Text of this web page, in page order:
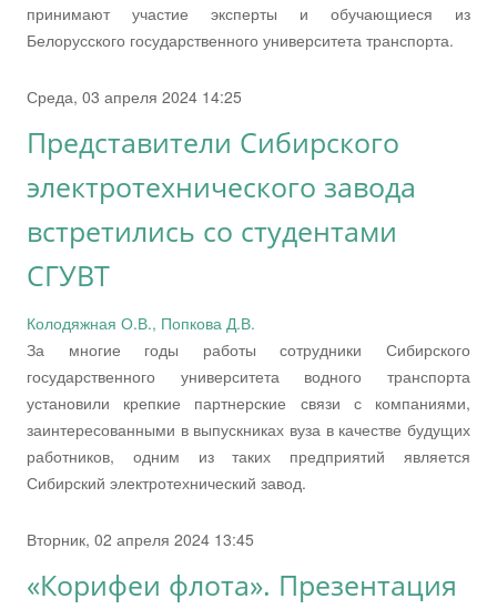
принимают участие эксперты и обучающиеся из
Белорусского государственного университета транспорта.
Среда, 03 апреля 2024 14:25
Представители Сибирского
электротехнического завода
встретились со студентами
СГУВТ
Колодяжная О.В., Попкова Д.В.
За многие годы работы сотрудники Сибирского
государственного университета водного транспорта
установили крепкие партнерские связи с компаниями,
заинтересованными в выпускниках вуза в качестве будущих
работников, одним из таких предприятий является
Сибирский электротехнический завод.
Вторник, 02 апреля 2024 13:45
«Корифеи флота». Презентация